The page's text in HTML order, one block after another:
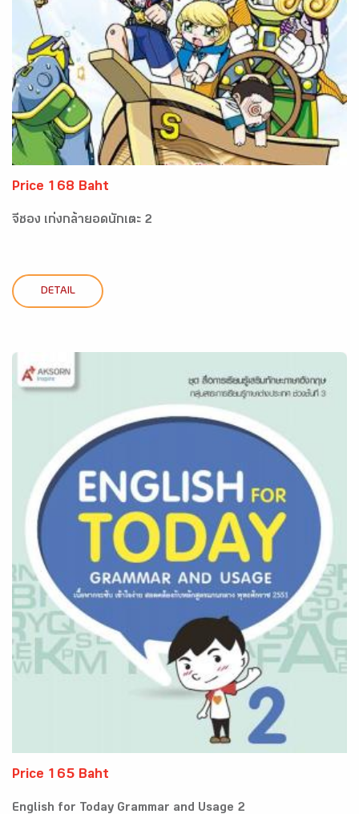
Price 168 Baht
จีซอง เก่งกล้ายอดนักเตะ 2
DETAIL
Price 165 Baht
English for Today Grammar and Usage 2